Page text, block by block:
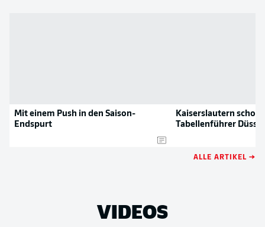
Mit einem Push in den Saison-
Endspurt
Kaiserslautern
Tabellenführer
ALLE ARTIKEL →
VIDEOS